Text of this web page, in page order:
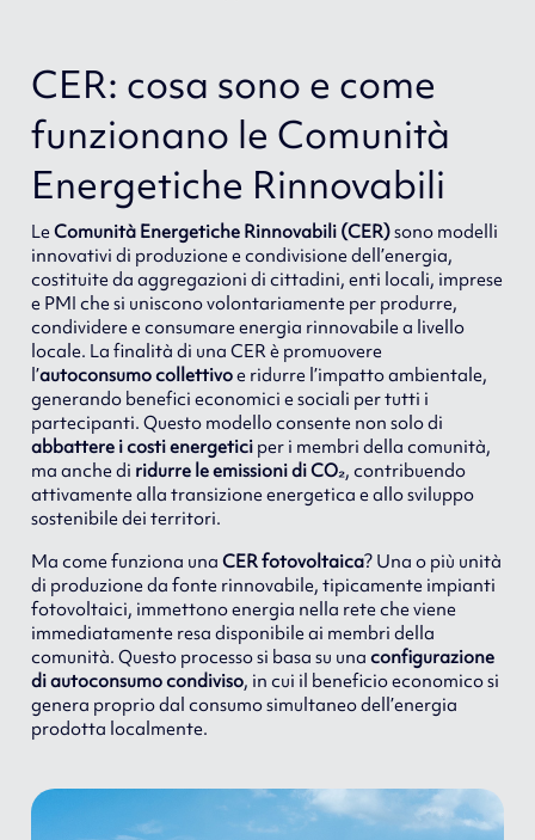
CER: cosa sono e come
funzionano le Comunità
Energetiche Rinnovabili
Le Comunità Energetiche Rinnovabili (CER)sono modelli
innovativi di produzione e condivisione dell’energia,
costituite da aggregazioni di cittadini, enti locali, imprese
e PMI che si uniscono volontariamente per produrre,
condividere e consumare energia rinnovabile a livello
locale. La finalità di una CER è promuovere
l’autoconsumo collettivoe ridurre l’impatto ambientale,
generando benefici economici e sociali per tutti i
partecipanti. Questo modello consente non solo di
abbattere i costi energetici per i membri della comunità,
ma anche di ridurre le emissioni di CO₂, contribuendo
attivamente alla transizione energetica e allo sviluppo
sostenibile dei territori.
Ma come funziona una CER fotovoltaica? Una o più unità
di produzione da fonte rinnovabile, tipicamente impianti
fotovoltaici, immettono energia nella rete che viene
immediatamente resa disponibile ai membri della
comunità. Questo processo si basa su una configurazione
di autoconsumo condiviso, in cui il beneficio economico si
genera proprio dal consumo simultaneo dell’energia
prodotta localmente.